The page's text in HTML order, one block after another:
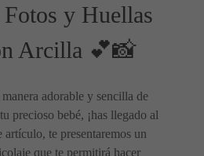
y Huellas
Arcilla 💕📸
adorable y sencilla de
precioso bebé, ¡has llegado al
te presentaremos un
que te permitirá hacer